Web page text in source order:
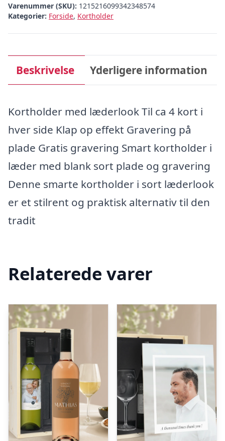
Varenummer (SKU): 1215216099342348574
Kategorier: Forside, Kortholder
Beskrivelse Yderligere information
Kortholder med læderlook Til ca 4 kort i
hver side Klap op effekt Gravering på
plade Gratis gravering Smart kortholder i
læder med blank sort plade og gravering
Denne smarte kortholder i sort læderlook
er et stilrent og praktisk alternativ til den
tradit
Relaterede varer